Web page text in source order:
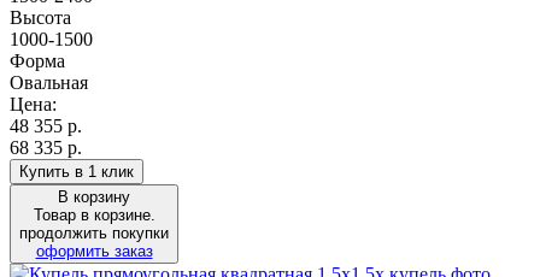
Высота
1000-1500
Форма
Овальная
Цена:
48 355 р.
68 335 р.
Купить в 1 клик
В корзину
Товар в корзине.
продолжить покупки
оформить заказ